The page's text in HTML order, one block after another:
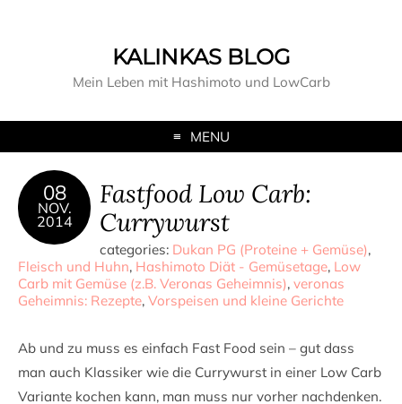
KALINKAS BLOG
Mein Leben mit Hashimoto und LowCarb
MENU
08
NOV.
2014
Fastfood Low Carb:
Currywurst
categories: Dukan PG (Proteine + Gemüse),
Fleisch und Huhn, Hashimoto Diät - Gemüsetage, Low
Carb mit Gemüse (z.B. Veronas Geheimnis), veronas
Geheimnis: Rezepte, Vorspeisen und kleine Gerichte
Ab und zu muss es einfach Fast Food sein – gut dass
man auch Klassiker wie die Currywurst in einer Low Carb
Variante kochen kann, man muss nur vorher nachdenken.